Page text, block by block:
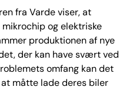
fra Varde viser, at
og elektriske
produktionen af nye
der kan have svært ved
omfang kan det
måtte lade deres biler